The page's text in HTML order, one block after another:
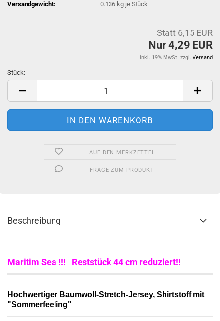
Versandgewicht:
0.136 kg je Stück
Statt 6,15 EUR
Nur 4,29 EUR
inkl. 19% MwSt. zzgl. Versand
Stück:
Stück
AUF DEN MERKZETTEL
FRAGE ZUM PRODUKT
Beschreibung
Maritim Sea !!! Reststück 44 cm reduziert!!
Hochwertiger Baumwoll-Stretch-Jersey, Shirtstoff mit
"Sommerfeeling"